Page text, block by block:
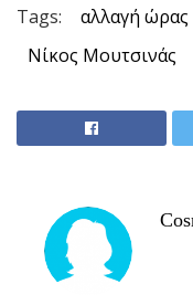
Tags: αλλαγή ώρας
Νίκος Μουτσινάς